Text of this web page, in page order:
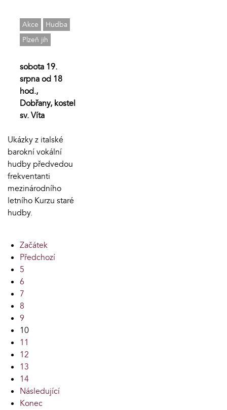
Akce
Hudba
Plzeň jih
sobota 19.
srpna od 18
hod.,
Dobřany, kostel
sv. Víta
Ukázky z italské
barokní vokální
hudby předvedou
frekventanti
mezinárodního
letního Kurzu staré
hudby.
Začátek
Předchozí
5
6
7
8
9
10
11
12
13
14
Následující
Konec